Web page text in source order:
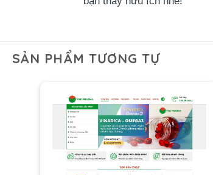
SẢN PHẨM TƯƠNG TỰ